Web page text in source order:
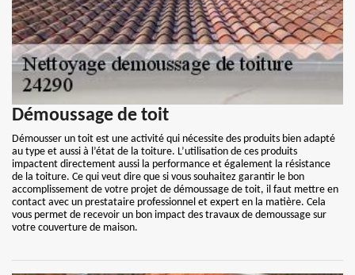
Démoussage de toit
Démousser un toit est une activité qui nécessite des produits bien adapté
au type et aussi à l’état de la toiture. L’utilisation de ces produits
impactent directement aussi la performance et également la résistance
de la toiture. Ce qui veut dire que si vous souhaitez garantir le bon
accomplissement de votre projet de démoussage de toit, il faut mettre en
contact avec un prestataire professionnel et expert en la matière. Cela
vous permet de recevoir un bon impact des travaux de demoussage sur
votre couverture de maison.